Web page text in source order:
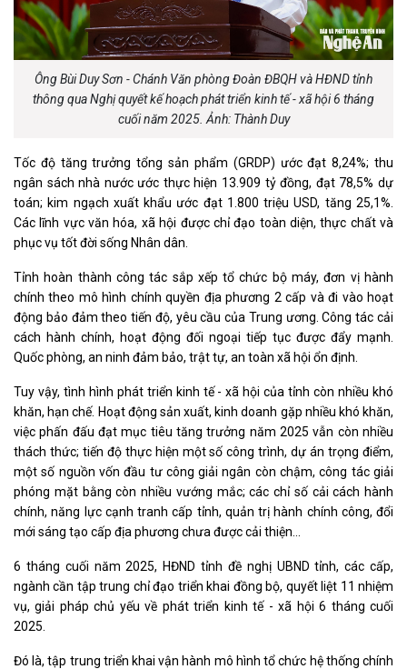
Ông Bùi Duy Sơn - Chánh Văn phòng Đoàn ĐBQH và HĐND tỉnh
thông qua Nghị quyết kế hoạch phát triển kinh tế - xã hội 6 tháng
cuối năm 2025. Ảnh: Thành Duy
Tốc độ tăng trưởng tổng sản phẩm (GRDP) ước đạt 8,24%; thu
ngân sách nhà nước ước thực hiện 13.909 tỷ đồng, đạt 78,5% dự
toán; kim ngạch xuất khẩu ước đạt 1.800 triệu USD, tăng 25,1%.
Các lĩnh vực văn hóa, xã hội được chỉ đạo toàn diện, thực chất và
phục vụ tốt đời sống Nhân dân.
Tỉnh hoàn thành công tác sắp xếp tổ chức bộ máy, đơn vị hành
chính theo mô hình chính quyền địa phương 2 cấp và đi vào hoạt
động bảo đảm theo tiến độ, yêu cầu của Trung ương. Công tác cải
cách hành chính, hoạt động đối ngoại tiếp tục được đẩy mạnh.
Quốc phòng, an ninh đảm bảo, trật tự, an toàn xã hội ổn định.
Tuy vậy, tình hình phát triển kinh tế - xã hội của tỉnh còn nhiều khó
khăn, hạn chế. Hoạt động sản xuất, kinh doanh gặp nhiều khó khăn,
việc phấn đấu đạt mục tiêu tăng trưởng năm 2025 vẫn còn nhiều
thách thức; tiến độ thực hiện một số công trình, dự án trọng điểm,
một số nguồn vốn đầu tư công giải ngân còn chậm, công tác giải
phóng mặt bằng còn nhiều vướng mắc; các chỉ số cải cách hành
chính, năng lực cạnh tranh cấp tỉnh, quản trị hành chính công, đổi
mới sáng tạo cấp địa phương chưa được cải thiện...
6 tháng cuối năm 2025, HĐND tỉnh đề nghị UBND tỉnh, các cấp,
ngành cần tập trung chỉ đạo triển khai đồng bộ, quyết liệt 11 nhiệm
vụ, giải pháp chủ yếu về phát triển kinh tế - xã hội 6 tháng cuối
2025.
Đó là, tập trung triển khai vận hành mô hình tổ chức hệ thống chính